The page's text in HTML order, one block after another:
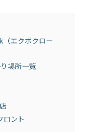
エクボクロー
場所一覧
ント